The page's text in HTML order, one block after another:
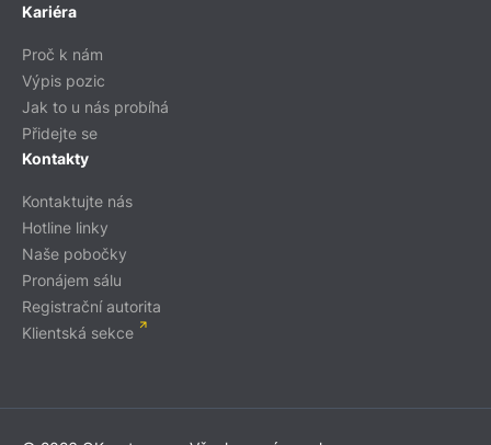
Kariéra
Proč k nám
Výpis pozic
Jak to u nás probíhá
Přidejte se
Kontakty
Kontaktujte nás
Hotline linky
Naše pobočky
Pronájem sálu
Registrační autorita
Klientská sekce